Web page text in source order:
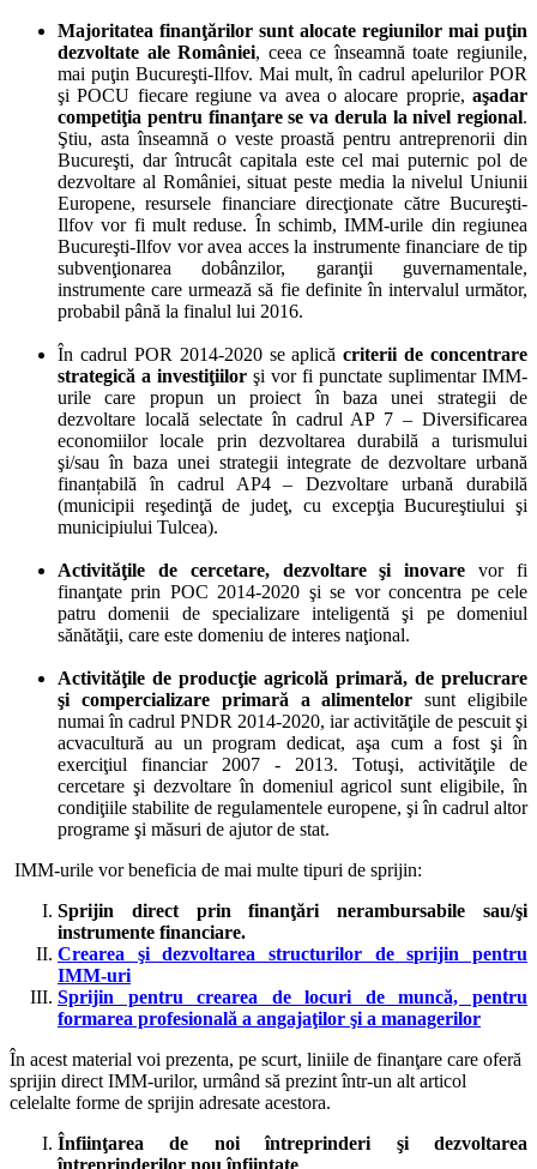
Majoritatea finanţărilor sunt alocate regiunilor mai puţin
dezvoltate ale României, ceea ce înseamnă toate regiunile,
mai puţin Bucureşti-Ilfov. Mai mult, în cadrul apelurilorPOR
şi POCU fiecare regiune va avea o alocare proprie, aşadar
competiţia pentru finanţare se va derula la nivel regional.
Ştiu, asta înseamnă o veste proastă pentru antreprenorii din
Bucureşti, dar întrucât capitala este cel mai puternic pol de
dezvoltare al României, situat peste media la nivelul Uniunii
Europene,resursele financiare direcţionate către Bucureşti-
Ilfov vor fi mult reduse. În schimb, IMM-urile din regiunea
Bucureşti-Ilfov vor avea acces la instrumente financiare de tip
subvenţionarea dobânzilor, garanţii guvernamentale,
instrumente care urmează să fie definite în intervalul următor,
probabil până la finalul lui 2016.
În cadrul POR 2014-2020 se aplicăcriterii de concentrare
strategică a investiţiilor şi vor fi punctate suplimentar IMM-
urile care propun un proiect în baza unei strategii de
dezvoltare locală selectate în cadrul AP 7 – Diversificarea
economiilor locale prin dezvoltarea durabilă a turismului
şi/sau în baza unei strategii integrate de dezvoltare urbană
finanțabilă în cadrul AP4 – Dezvoltare urbană durabilă
(municipii reşedinţă de judeţ, cu excepţia Bucureştiului şi
municipiului Tulcea).
Activităţile de cercetare, dezvoltare şi inovare vor fi
finanţate prin POC 2014-2020 şi se vor concentra pe cele
patru domenii de specializare inteligentă şi pe domeniul
sănătăţii, care este domeniu de interes naţional.
Activităţile de producţie agricolă primară, de prelucrare
şi compercializare primară a alimentelorsunt eligibile
numai în cadrul PNDR 2014-2020, iar activităţile de pescuit şi
acvacultură au un program dedicat, aşa cum a fost şi în
exerciţiul financiar 2007 - 2013. Totuşi, activităţile de
cercetare şi dezvoltare în domeniul agricol sunt eligibile, în
condiţiile stabilite de regulamentele europene, şi în cadrul altor
programe şi măsuri de ajutor de stat.
IMM-urile vor beneficia de mai multe tipuri de sprijin:
Sprijin direct prin finanţări nerambursabile sau/şi
instrumente financiare.
Crearea şi dezvoltarea structurilor de sprijin pentru
IMM-uri
Sprijin pentru crearea de locuri de muncă, pentru
formarea profesională a angajaţilor şi a managerilor
În acest material voi prezenta, pe scurt, liniile de finanţare care oferă
sprijin direct IMM-urilor, urmând să prezint într-un alt articol
celelalte forme de sprijin adresate acestora.
Înfiinţarea de noi întreprinderi şi dezvoltarea